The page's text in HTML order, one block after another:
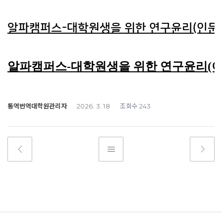
알파캠퍼스-대학원생을 위한 연구윤리(인문
알파캠퍼스-대학원생을 위한 연구윤리(
통역번역대학원관리자 2026. 3. 18 조회수 243